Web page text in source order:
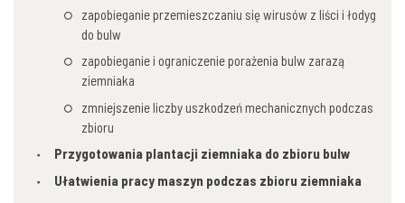
zapobieganie przemieszczaniu się wirusów z liści i łodyg
do bulw
zapobieganie i ograniczenie porażenia bulw zarazą
ziemniaka
zmniejszenie liczby uszkodzeń mechanicznych podczas
zbioru
Przygotowania plantacji ziemniaka do zbioru bulw
Ułatwienia pracy maszyn podczas zbioru ziemniaka